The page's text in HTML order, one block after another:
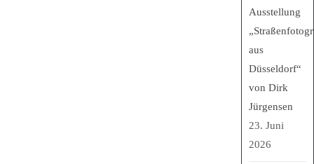
Ausstellung
aus
Düsseldorf“
von Dirk
Jürgensen
23. Juni
2026